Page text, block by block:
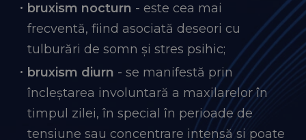
bruxism nocturn - este cea mai
frecventă, fiind asociată deseori cu
tulburări de somn și stres psihic;
bruxism diurn - se manifestă prin
încleștarea involuntară a maxilarelor în
timpul zilei, în special în perioade de
tensiune sau concentrare intensă si poate